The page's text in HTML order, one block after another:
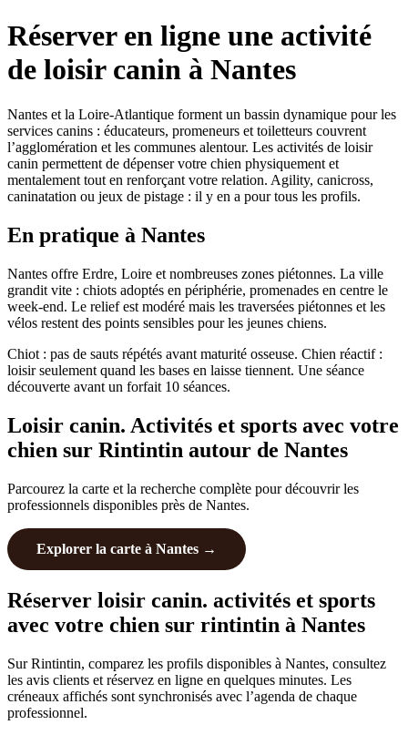
Réserver en ligne une activité
de loisir canin à Nantes
Nantes et la Loire-Atlantique forment un bassin dynamique pour les
services canins : éducateurs, promeneurs et toiletteurs couvrent
l’agglomération et les communes alentour. Les activités de loisir
canin permettent de dépenser votre chien physiquement et
mentalement tout en renforçant votre relation. Agility, canicross,
caninatation ou jeux de pistage : il y en a pour tous les profils.
En pratique à Nantes
Nantes offre Erdre, Loire et nombreuses zones piétonnes. La ville
grandit vite : chiots adoptés en périphérie, promenades en centre le
week-end. Le relief est modéré mais les traversées piétonnes et les
vélos restent des points sensibles pour les jeunes chiens.
Chiot : pas de sauts répétés avant maturité osseuse. Chien réactif :
loisir seulement quand les bases en laisse tiennent. Une séance
découverte avant un forfait 10 séances.
Loisir canin. Activités et sports avec votre
chien sur Rintintin autour de Nantes
Parcourez la carte et la recherche complète pour découvrir les
professionnels disponibles près de Nantes.
Explorer la carte à Nantes →
Réserver loisir canin. activités et sports
avec votre chien sur rintintin à Nantes
Sur Rintintin, comparez les profils disponibles à Nantes, consultez
les avis clients et réservez en ligne en quelques minutes. Les
créneaux affichés sont synchronisés avec l’agenda de chaque
professionnel.